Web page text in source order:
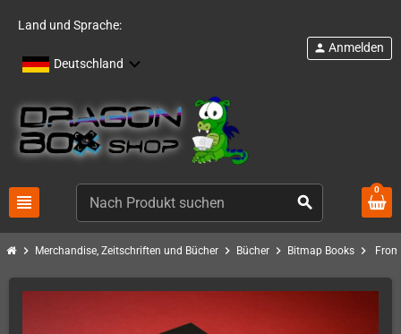
Land und Sprache:
Deutschland
view_headline search
person Anmelden
0
chevron_right Merchandise, Zeitschriften und Bücher chevron_right Bücher chevron_right Bitmap Books chevron_right